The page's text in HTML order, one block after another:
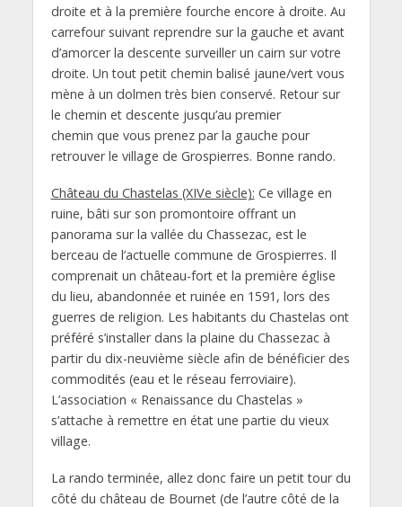
droite et à la première fourche encore à droite. Au
carrefour suivant reprendre sur la gauche et avant
d’amorcer la descente surveiller un cairn sur votre
droite. Un tout petit chemin balisé jaune/vert vous
mène à un dolmen très bien conservé. Retour sur
le chemin et descente jusqu’au premier
chemin que vous prenez par la gauche pour
retrouver le village de Grospierres. Bonne rando.
Château du Chastelas (XIVe siècle): Ce village en
ruine, bâti sur son promontoire offrant un
panorama sur la vallée du Chassezac, est le
berceau de l’actuelle commune de Grospierres. Il
comprenait un château-fort et la première église
du lieu, abandonnée et ruinée en 1591, lors des
guerres de religion. Les habitants du Chastelas ont
préféré s’installer dans la plaine du Chassezac à
partir du dix-neuvième siècle afin de bénéficier des
commodités (eau et le réseau ferroviaire).
L’association « Renaissance du Chastelas »
s’attache à remettre en état une partie du vieux
village.
La rando terminée, allez donc faire un petit tour du
côté du château de Bournet (de l’autre côté de la